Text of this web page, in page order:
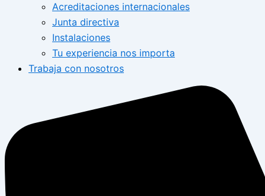
Acreditaciones internacionales
Junta directiva
Instalaciones
Tu experiencia nos importa
Trabaja con nosotros